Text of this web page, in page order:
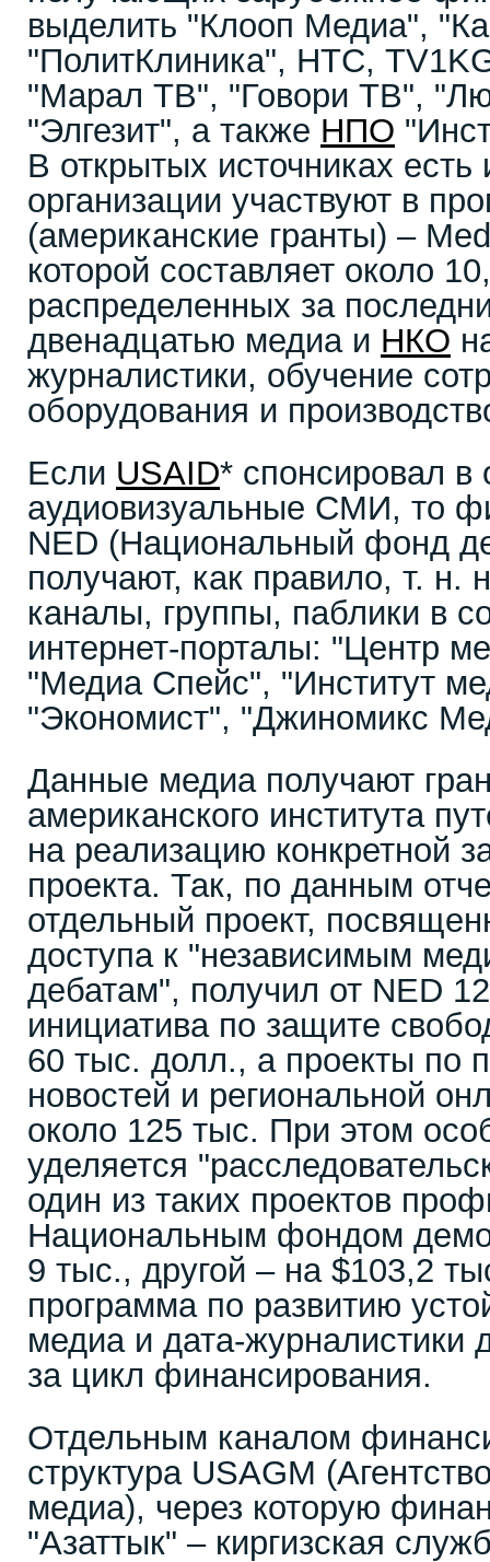
выделить "Клооп Медиа",
"ПолитКлиника", НТС,
"Марал ТВ", "Говори ТВ",
"Элгезит", а также НПО
В открытых источниках
организации участвуют в
(американские гранты) –
которой составляет около
распределенных за
двенадцатью медиа и НКО
журналистики, обучение
оборудования и
Если USAID* спонсировал в
аудиовизуальные СМИ, то
NED (Национальный фонд
получают, как правило, т. н.
каналы, группы, паблики в
интернет-порталы: "Центр
"Медиа Спейс", "Институт
"Экономист", "Джиномикс
Данные медиа получают
американского института
на реализацию конкретной
проекта. Так, по данным
отдельный проект,
доступа к "независимым
дебатам", получил от NED
инициатива по защите
60 тыс. долл., а проекты по
новостей и региональной
около 125 тыс. При этом
уделяется
один из таких проектов
Национальным фондом
9 тыс., другой – на $103,2
программа по развитию
медиа и дата-журналистики
за цикл финансирования.
Отдельным каналом
структура USAGM
медиа), через которую
"Азаттык" – киргизская